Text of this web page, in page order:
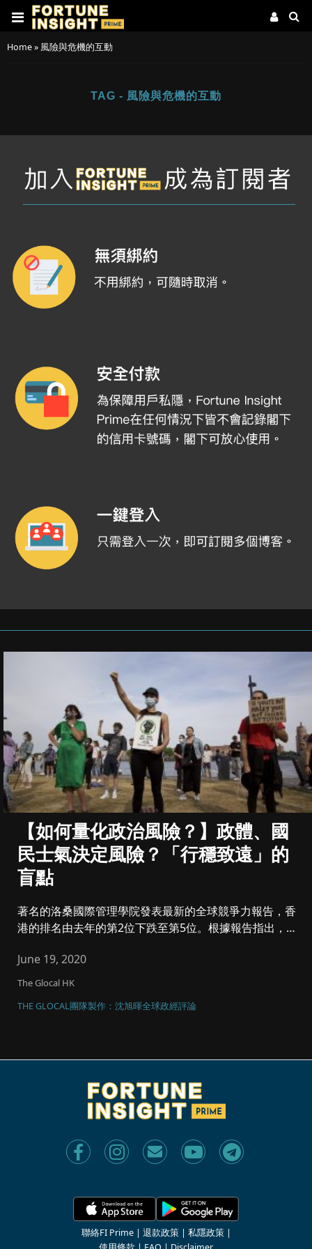
Home» 風險與危機的互動
TAG - 風險與危機的互動
【如何量化政治風險？】政體、國
民士氣決定風險？「行穩致遠」的
盲點
著名的洛桑國際管理學院發表最新的全球競爭力報告，香
港的排名由去年的第2位下跌至第5位。根據報告指出，即
June 19, 2020
The Glocal HK
THE GLOCAL團隊製作：沈旭暉全球政經評論
聯絡FI Prime| 退款政策| 私隱政策|